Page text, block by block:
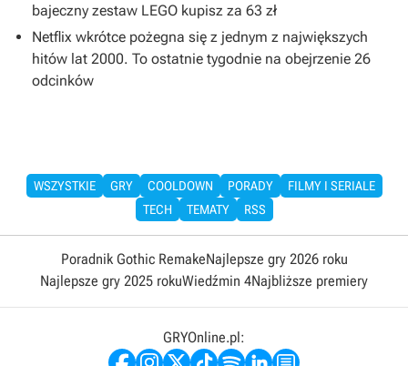
bajeczny zestaw LEGO kupisz za 63 zł
Netflix wkrótce pożegna się z jednym z największych
hitów lat 2000. To ostatnie tygodnie na obejrzenie 26
odcinków
WSZYSTKIE GRY COOLDOWN PORADY
FILMY I SERIALE
TECH
TEMATY RSS
Poradnik Gothic RemakeNajlepsze gry 2026 roku
Najlepsze gry 2025 rokuWiedźmin 4Najbliższe premiery
GRYOnline.pl: